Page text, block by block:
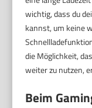
wichtig, dass du
kannst, um keine
die Möglichkeit,
weiter zu nutzen,
Beim